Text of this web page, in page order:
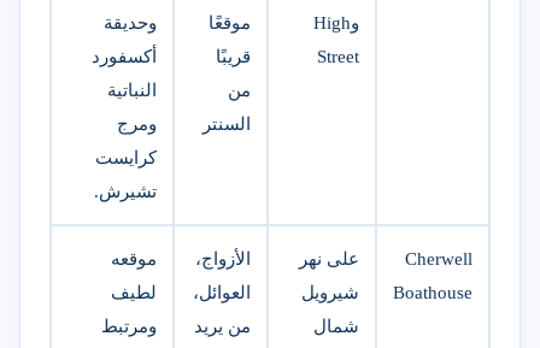
وHigh
Street
موقعًا
قريبًا
من
السنتر
وحديقة
أكسفورد
النباتية
ومرج
كرايست
تشيرش.
Cherwell
Boathouse
على نهر
شيرويل
شمال
الأزواج،
العوائل،
من يريد
موقعه
لطيف
ومرتبط